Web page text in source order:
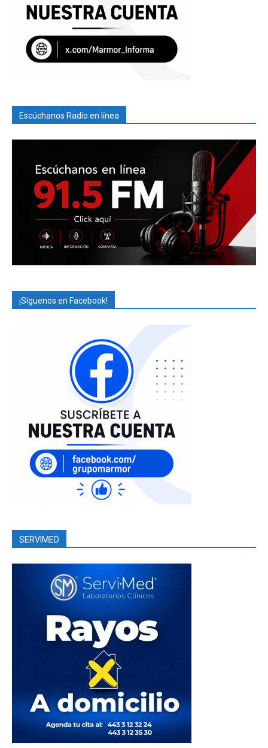
Escúchanos Radio en línea
¡Síguenos en Facebook!
SERVIMED